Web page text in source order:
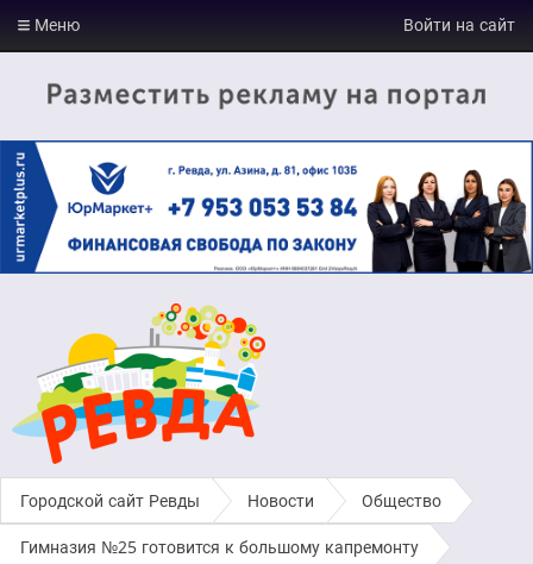
Городской сайт Ревды › Новости › Общество
Гимназия №25 готовится к большому капремонту
Войти на сайт
Меню